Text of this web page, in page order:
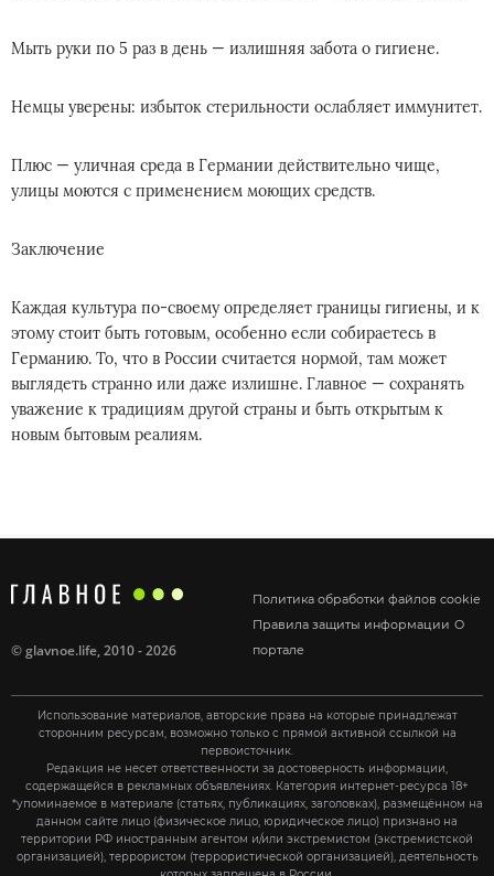
Мыть руки по 5 раз в день — излишняя забота о гигиене.
Немцы уверены: избыток стерильности ослабляет иммунитет.
Плюс — уличная среда в Германии действительно чище,
улицы моются с применением моющих средств.
Заключение
Каждая культура по-своему определяет границы гигиены, и к
этому стоит быть готовым, особенно если собираетесь в
Германию. То, что в России считается нормой, там может
выглядеть странно или даже излишне. Главное — сохранять
уважение к традициям другой страны и быть открытым к
новым бытовым реалиям.
Политика обработки файлов cookie
Правила защиты информации О
портале
©glavnoe.life, 2010 - 2026
Использование материалов, авторские права на которые принадлежат
сторонним ресурсам, возможно только с прямой активной ссылкой на
первоисточник.
Редакция не несет ответственности за достоверность информации,
содержащейся в рекламных объявлениях. Категория интернет-ресурса 18+
*упоминаемое в материале (статьях, публикациях, заголовках), размещённом на
данном сайте лицо (физическое лицо, юридическое лицо) признано на
территории РФ иностранным агентом и/или экстремистом (экстремистской
организацией), террористом (террористической организацией), деятельность